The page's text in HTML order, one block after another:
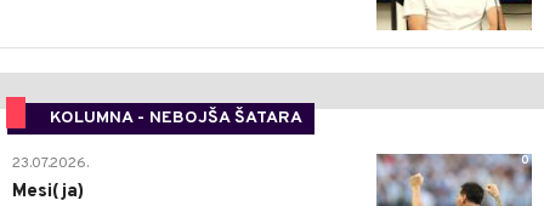
KOLUMNA - NEBOJŠA ŠATARA
0
23.07.2026.
Mesi(ja)